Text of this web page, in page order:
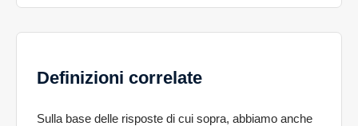
Definizioni correlate
Sulla base delle risposte di cui sopra, abbiamo anche